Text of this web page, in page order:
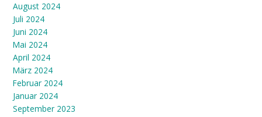
August 2024
Juli 2024
Juni 2024
Mai 2024
April 2024
März 2024
Februar 2024
Januar 2024
September 2023